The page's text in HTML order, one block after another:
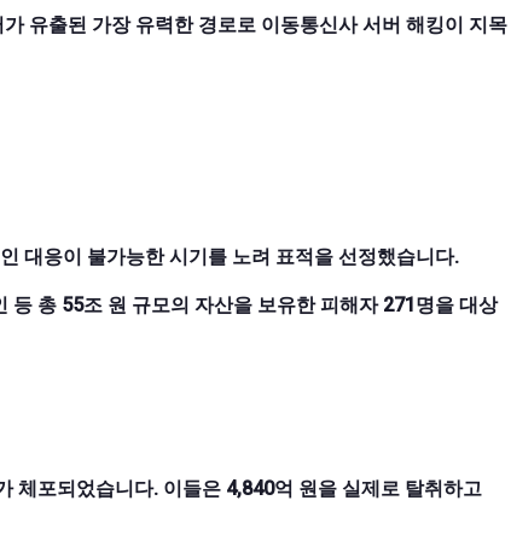
유출된 가장 유력한 경로로 이동통신사 서버 해킹이 지목
대응이 불가능한 시기를 노려 표적을 선정했습니다.
총 55조 원 규모의 자산을 보유한 피해자 271명을 대상
체포되었습니다. 이들은 4,840억 원을 실제로 탈취하고